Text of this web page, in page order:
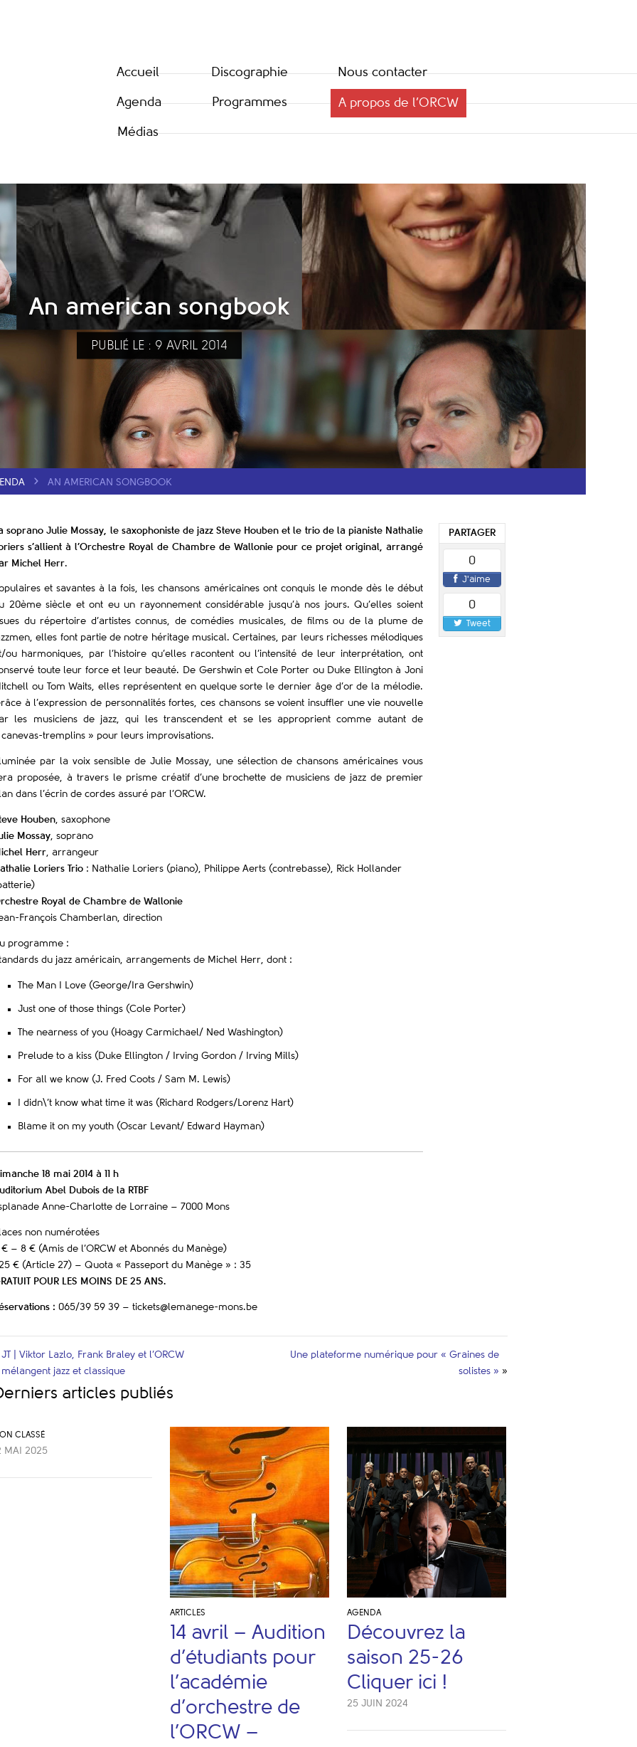
Accueil
Agenda
Médias
Discographie
Programmes
Nous contacter
A propos de l’ORCW
An american songbook
PUBLIÉ LE : 9 AVRIL 2014
AN AMERICAN SONGBOOK
soprano Julie Mossay, le saxophoniste de jazz Steve Houben et le trio de la pianiste Nathalie
s’allient à l’Orchestre Royal de Chambre de Wallonie pour ce projet original, arrangé
Michel Herr.
et savantes à la fois, les chansons américaines ont conquis le monde dès le début
20ème siècle et ont eu un rayonnement considérable jusqu’à nos jours. Qu’elles soient
du répertoire d’artistes connus, de comédies musicales, de films ou de la plume de
elles font partie de notre héritage musical. Certaines, par leurs richesses mélodiques
ou harmoniques, par l’histoire qu’elles racontent ou l’intensité de leur interprétation, ont
toute leur force et leur beauté. De Gershwin et Cole Porter ou Duke Ellington à Joni
ou Tom Waits, elles représentent en quelque sorte le dernier âge d’or de la mélodie.
à l’expression de personnalités fortes, ces chansons se voient insuffler une vie nouvelle
les musiciens de jazz, qui les transcendent et se les approprient comme autant de
tremplins » pour leurs improvisations.
par la voix sensible de Julie Mossay, une sélection de chansons américaines vous
proposée, à travers le prisme créatif d’une brochette de musiciens de jazz de premier
dans l’écrin de cordes assuré par l’ORCW.
Houben, saxophone
Mossay, soprano
Herr, arrangeur
Loriers Trio : Nathalie Loriers (piano), Philippe Aerts (contrebasse), Rick Hollander
Royal de Chambre de Wallonie
François Chamberlan, direction
programme :
du jazz américain, arrangements de Michel Herr, dont :
The Man I Love (George/Ira Gershwin)
Just one of those things (Cole Porter)
The nearness of you (Hoagy Carmichael/ Ned Washington)
Prelude to a kiss (Duke Ellington / Irving Gordon / Irving Mills)
For all we know (J. Fred Coots / Sam M. Lewis)
I didn\’t know what time it was (Richard Rodgers/Lorenz Hart)
Blame it on my youth (Oscar Levant/ Edward Hayman)
18 mai 2014 à 11 h
Abel Dubois de la RTBF
Anne-Charlotte de Lorraine – 7000 Mons
non numérotées
€ – 8 € (Amis de l’ORCW et Abonnés du Manège)
€ (Article 27) – Quota « Passeport du Manège » : 35
POUR LES MOINS DE 25 ANS.
: 065/39 59 39 – tickets@lemanege-mons.be
PARTAGER
0
J'aime
0
Tweet
JT | Viktor Lazlo, Frank Braley et l’ORCW
mélangent jazz et classique
Une plateforme numérique pour « Graines de
solistes » »
articles publiés
CLASSÉ
MAI 2025
ARTICLES
14 avril – Audition
d’étudiants pour
l’académie
d’orchestre de
l’ORCW –
AGENDA
Découvrez la
saison 25-26
Cliquer ici !
25 JUIN 2024